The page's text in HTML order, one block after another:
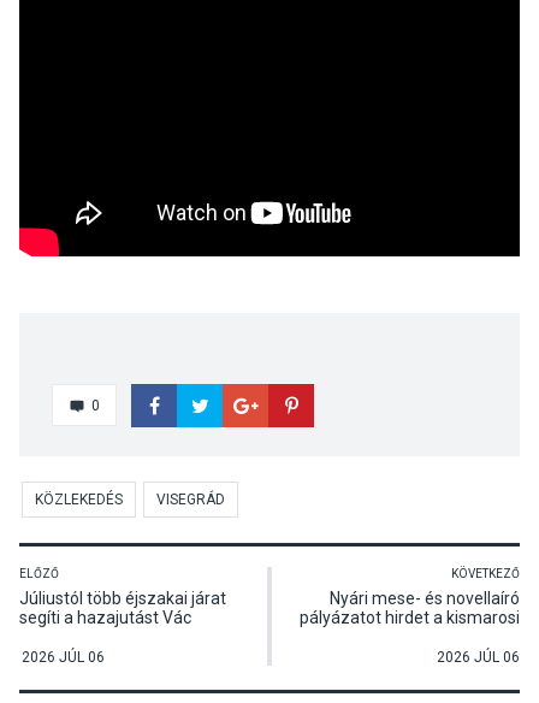
0
KÖZLEKEDÉS VISEGRÁD
ELŐZŐ
Júliustól több éjszakai járat
segíti a hazajutást Vác
2026 JÚL 06
KÖVETKEZŐ
Nyári mese- és novellaíró
pályázatot hirdet a kismarosi
2026 JÚL 06